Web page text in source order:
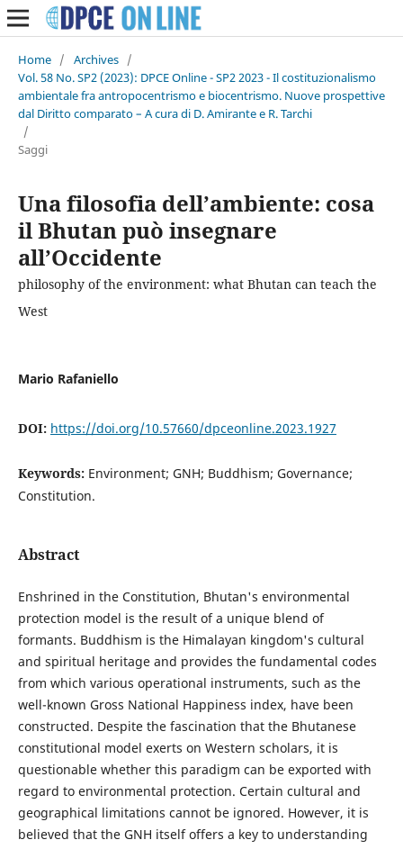
Home / Archives /
Vol. 58 No. SP2 (2023): DPCE Online - SP2 2023 - Il costituzionalismo
ambientale fra antropocentrismo e biocentrismo. Nuove prospettive
dal Diritto comparato – A cura di D. Amirante e R. Tarchi
/
Saggi
Una filosofia dell’ambiente: cosa
il Bhutan può insegnare
all’Occidente
philosophy of the environment: what Bhutan can teach the
West
Mario Rafaniello
DOI: https://doi.org/10.57660/dpceonline.2023.1927
Keywords: Environment; GNH; Buddhism; Governance;
Constitution.
Abstract
Enshrined in the Constitution, Bhutan's environmental
protection model is the result of a unique blend of
formants. Buddhism is the Himalayan kingdom's cultural
and spiritual heritage and provides the fundamental codes
from which various operational instruments, such as the
well-known Gross National Happiness index, have been
constructed. Despite the fascination that the Bhutanese
constitutional model exerts on Western scholars, it is
questionable whether this paradigm can be exported with
regard to environmental protection. Certain cultural and
geographical limitations cannot be ignored. However, it is
believed that the GNH itself offers a key to understanding